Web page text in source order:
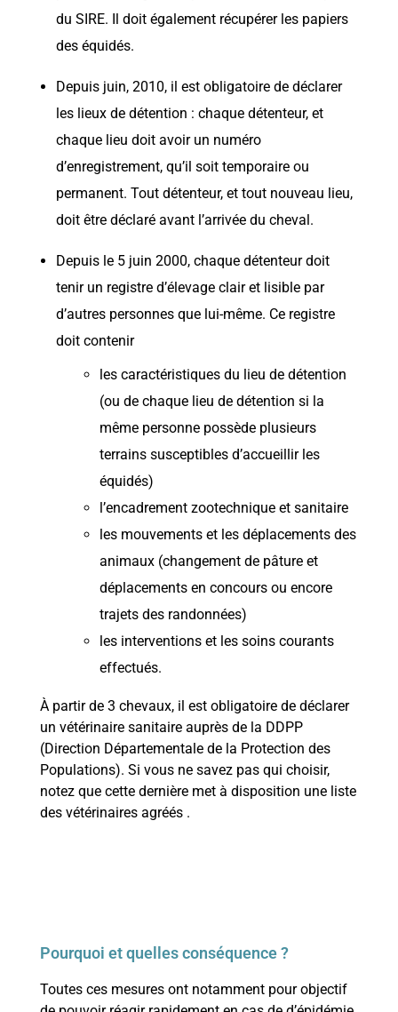
du SIRE. Il doit également récupérer les papiers
des équidés.
Depuis juin, 2010, il est obligatoire de déclarer
les lieux de détention : chaque détenteur, et
chaque lieu doit avoir un numéro
d’enregistrement, qu’il soit temporaire ou
permanent. Tout détenteur, et tout nouveau lieu,
doit être déclaré avant l’arrivée du cheval.
Depuis le 5 juin 2000, chaque détenteur doit
tenir un registre d’élevage clair et lisible par
d’autres personnes que lui-même. Ce registre
doit contenir
les caractéristiques du lieu de détention
(ou de chaque lieu de détention si la
même personne possède plusieurs
terrains susceptibles d’accueillir les
équidés)
l’encadrement zootechnique et sanitaire
les mouvements et les déplacements des
animaux (changement de pâture et
déplacements en concours ou encore
trajets des randonnées)
les interventions et les soins courants
effectués.
À partir de 3 chevaux, il est obligatoire de déclarer
un vétérinaire sanitaire auprès de la DDPP
(Direction Départementale de la Protection des
Populations). Si vous ne savez pas qui choisir,
notez que cette dernière met à disposition une liste
des vétérinaires agréés .
Pourquoi et quelles conséquence ?
Toutes ces mesures ont notamment pour objectif